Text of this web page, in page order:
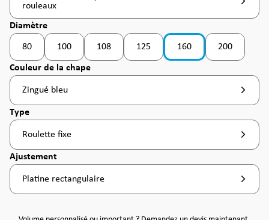
rouleaux
Sélectionnez
Diamètre
80
(Cette option n'est pas disponible pour le moment. )
100
(Cette option n'est pas disponible pour le moment. )
108
(Cette option n'est pas disponible pour le
125
(Cette option n'est pas disponible
160 200
Sélectionnez
Couleur de la chape
Zingué bleu
Sélectionnez
Type
Roulette fixe
Sélectionnez
Ajustement
Platine rectangulaire